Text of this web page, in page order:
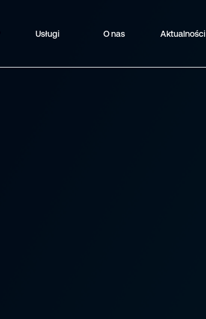
Usługi O nas Aktualności